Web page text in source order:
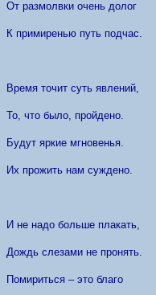
От размолвки очень долог
К примиренью путь подчас.
Время точит суть явлений,
То, что было, пройдено.
Будут яркие мгновенья.
Их прожить нам суждено.
И не надо больше плакать,
Дождь слезами не пронять.
Помириться – это благо